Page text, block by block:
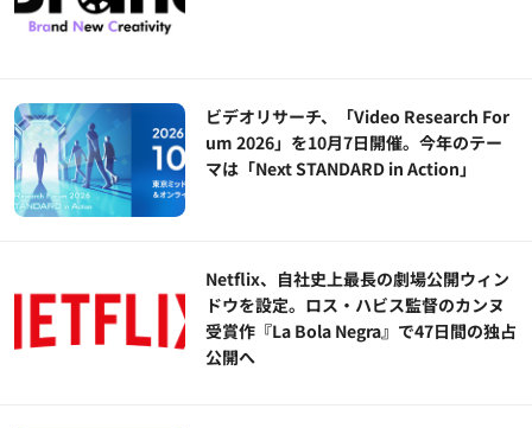
ビデオリサーチ、「Video Research For
um 2026」を10月7日開催。今年のテー
マは「Next STANDARD in Action」
Netflix、自社史上最長の劇場公開ウィン
ドウを設定。ロス・ハビス監督のカンヌ
受賞作『La Bola Negra』で47日間の独占
公開へ